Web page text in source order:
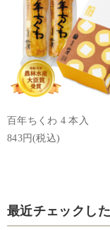
百年ちくわ 4 本入
843円(税込)
最近チェックし